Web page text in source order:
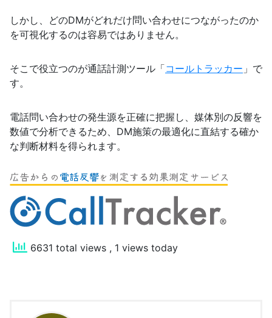
しかし、どのDMがどれだけ問い合わせにつながったのか
を可視化するのは容易ではありません。
そこで役立つのが通話計測ツール「コールトラッカー 」で
す。
電話問い合わせの発生源を正確に把握し、媒体別の反響を
数値で分析できるため、DM施策の最適化に直結する確か
な判断材料を得られます。
6631 total views , 1 views today